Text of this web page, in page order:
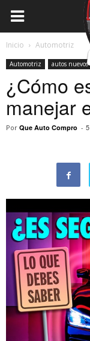
Inicio Automotriz
Automotriz autos nuevos
¿Cómo
manejar
Por Que Auto Compro -